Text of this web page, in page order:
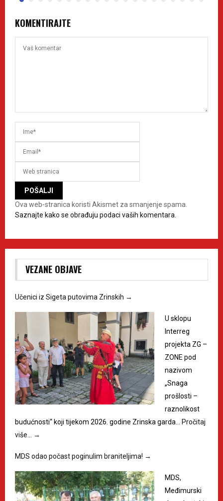
KOMENTIRAJTE
Ova web-stranica koristi Akismet za smanjenje spama.
Saznajte kako se obrađuju podaci vaših komentara.
VEZANE OBJAVE
Učenici iz Sigeta putovima Zrinskih →
U sklopu
Interreg
projekta ZG –
ZONE pod
nazivom
„Snaga
prošlosti –
raznolikost
budućnosti“ koji tijekom 2026. godine Zrinska garda…
Pročitaj
više…
→
MDS odao počast poginulim braniteljima! →
MDS,
Međimurski